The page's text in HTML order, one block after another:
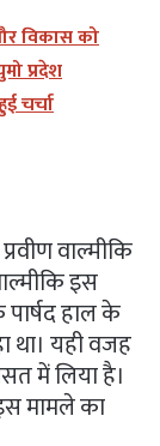
विकास को
प्रदेश
चर्चा
वाल्मीकि
इस
हाल के
था। यही वजह
में लिया है।
मामले का